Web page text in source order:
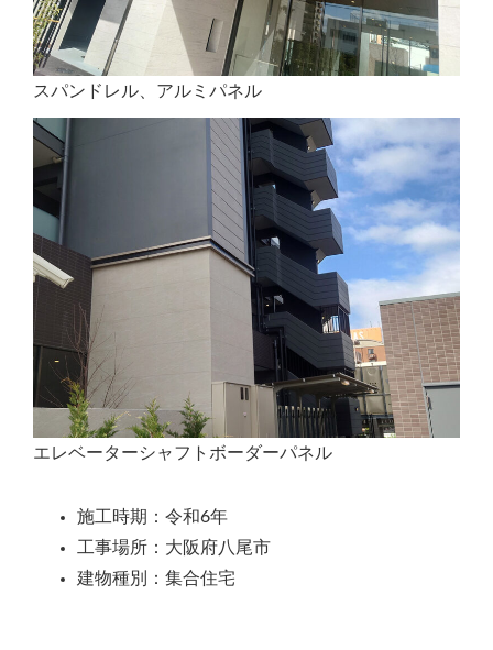
スパンドレル、アルミパネル
エレベーターシャフトボーダーパネル
施工時期：令和6年
工事場所：大阪府八尾市
建物種別：集合住宅